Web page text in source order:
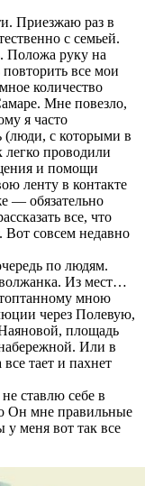
Приезжаю раз в
с семьей.
Положа руку на
повторить все мои
количество
Мне повезло,
я часто
(люди, с которыми в
проводили
и помощи
ленту в контакте
— обязательно
все, что
совсем недавно
по людям.
Из мест…
мною
через Полевую,
площадь
Или в
тает и пахнет
ставлю себе в
Он мне правильные
у меня вот так все